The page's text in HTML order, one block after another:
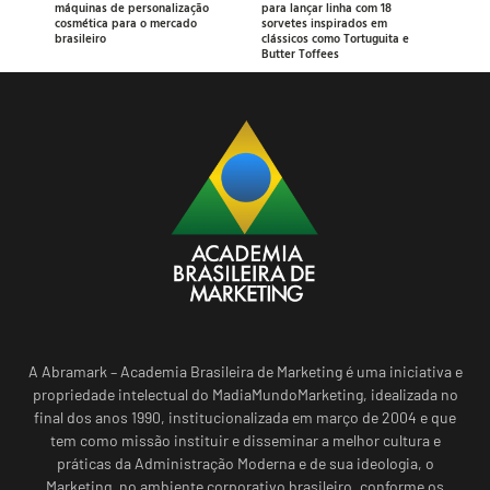
máquinas de personalização
cosmética para o mercado
brasileiro
para lançar linha com 18
sorvetes inspirados em
clássicos como Tortuguita e
Butter Toffees
A Abramark – Academia Brasileira de Marketing é uma iniciativa e
propriedade intelectual do MadiaMundoMarketing, idealizada no
final dos anos 1990, institucionalizada em março de 2004 e que
tem como missão instituir e disseminar a melhor cultura e
práticas da Administração Moderna e de sua ideologia, o
Marketing, no ambiente corporativo brasileiro, conforme os